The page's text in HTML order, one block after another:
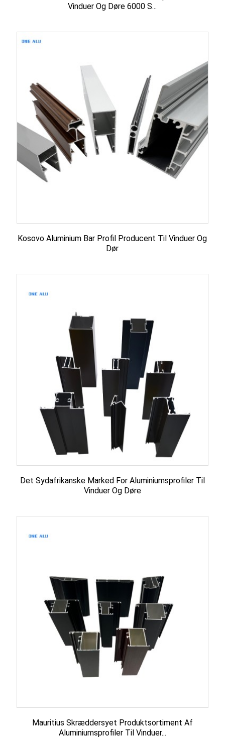
Vinduer Og Døre 6000 S...
Kosovo Aluminium Bar Profil Producent Til Vinduer Og
Dør
Det Sydafrikanske Marked For Aluminiumsprofiler Til
Vinduer Og Døre
Mauritius Skræddersyet Produktsortiment Af
Aluminiumsprofiler Til Vinduer...